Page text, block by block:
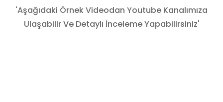
'Aşağıdaki Örnek Videodan Youtube Kanalımıza
Ulaşabilir Ve Detaylı İnceleme Yapabilirsiniz'